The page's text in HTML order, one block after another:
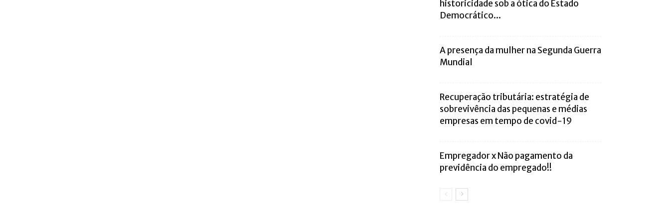
historicidade sob a ótica do Estado
Democrático...
A presença da mulher na Segunda Guerra
Mundial
Recuperação tributária: estratégia de
sobrevivência das pequenas e médias
empresas em tempo de covid-19
Empregador x Não pagamento da
previdência do empregado!!